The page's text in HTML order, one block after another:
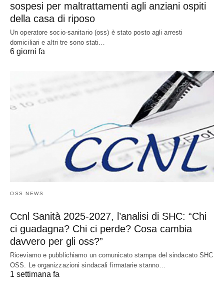
sospesi per maltrattamenti agli anziani ospiti
della casa di riposo
Un operatore socio-sanitario (oss) è stato posto agli arresti
domiciliari e altri tre sono stati…
6 giorni fa
OSS NEWS
Ccnl Sanità 2025-2027, l’analisi di SHC: “Chi
ci guadagna? Chi ci perde? Cosa cambia
davvero per gli oss?”
Riceviamo e pubblichiamo un comunicato stampa del sindacato SHC
OSS. Le organizzazioni sindacali firmatarie stanno…
1 settimana fa